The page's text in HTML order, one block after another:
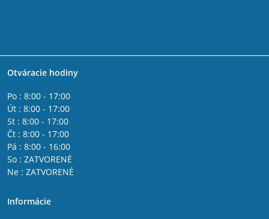
Otváracie hodiny
Po : 8:00 - 17:00
Út : 8:00 - 17:00
St : 8:00 - 17:00
Čt : 8:00 - 17:00
Pá : 8:00 - 16:00
So : ZATVORENÉ
Ne : ZATVORENÉ
Informácie